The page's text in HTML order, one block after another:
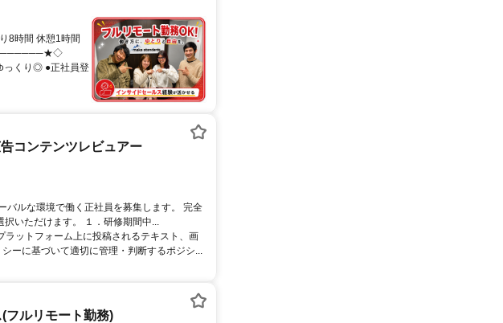
8時間 休憩1時間
っくり◎ ●正社員登
コンテンツレビュアー
バルな環境で働く正社員を募集します。 完全
いただけます。 １．研修期間中...
ットフォーム上に投稿されるテキスト、画
ーに基づいて適切に管理・判断するポジシ...
フルリモート勤務)